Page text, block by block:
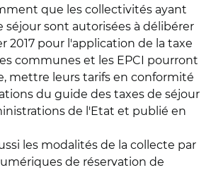
que les collectivités ayant
séjour sont autorisées à délibérer
2017 pour l'application de la taxe
communes et les EPCI pourront
mettre leurs tarifs en conformité
du guide des taxes de séjour
de l'Etat et publié en
les modalités de la collecte par
de réservation de